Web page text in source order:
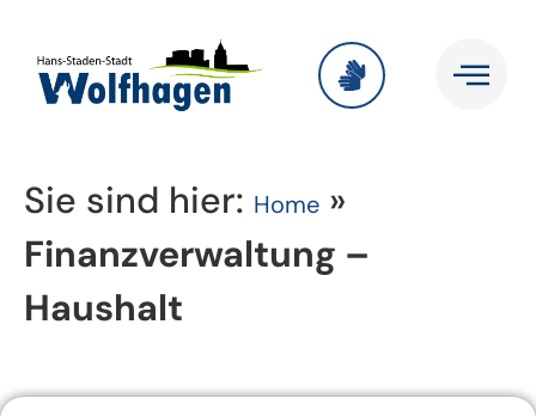
Sie sind hier: Home »
Finanzverwaltung –
Haushalt